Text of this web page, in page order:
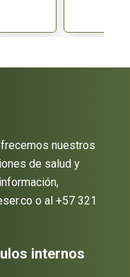
nuestros
de salud y
o al +57 321
internos